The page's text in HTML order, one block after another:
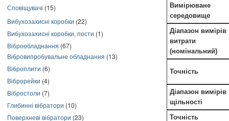
Сповіщувачі (15)
Вибухозахисні коробки (22)
Вибухозахисні коробки, пости (1)
Віброобладнання (67)
Вібровипробувальне обладнання (13)
Віброплити (6)
Віброрейки (4)
Вібростоли (7)
Глибинні вібратори (10)
Поверхневі вібратори (23)
Вимірюване
середовище
Діапазон вимірів
витрати
(номінальний)
Точність
Діапазон вимірів
щільності
Точність